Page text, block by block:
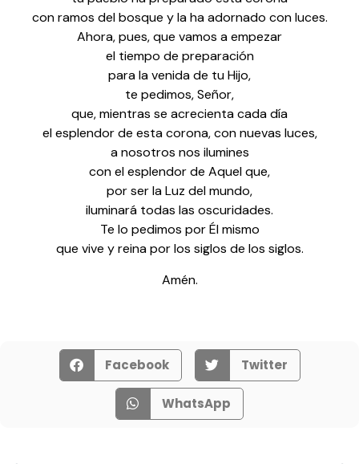
con ramos del bosque y la ha adornado con luces.
Ahora, pues, que vamos a empezar
el tiempo de preparación
para la venida de tu Hijo,
te pedimos, Señor,
que, mientras se acrecienta cada día
el esplendor de esta corona, con nuevas luces,
a nosotros nos ilumines
con el esplendor de Aquel que,
por ser la Luz del mundo,
iluminará todas las oscuridades.
Te lo pedimos por Él mismo
que vive y reina por los siglos de los siglos.
Amén.
Facebook Twitter
WhatsApp